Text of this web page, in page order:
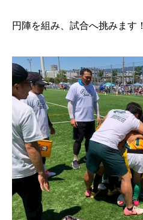
円陣を組み、試合へ挑みます！